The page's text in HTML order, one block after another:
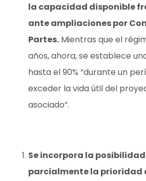
la capacidad disponible
ante ampliaciones por
Partes. Mientras que el
años, ahora, se establece
hasta el 90% “durante un
exceder la vida útil del
asociado”.
Se incorpora la
parcialmente la prioridad